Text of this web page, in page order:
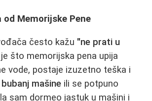
Memorijske Pene
često kažu "ne prati u
što memorijska pena upija
vode, postaje izuzetno teška i
mašine ili se potpuno
sam dormeo jastuk u mašini i